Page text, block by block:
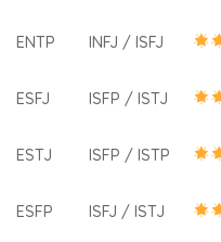
ENTP
INFJ / ISFJ
ESFJ
ISFP / ISTJ
ESTJ
ISFP / ISTP
ESFP
ISFJ / ISTJ